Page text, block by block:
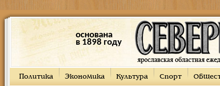
основана
в 1898 году
Политика Экономика Культура Спорт